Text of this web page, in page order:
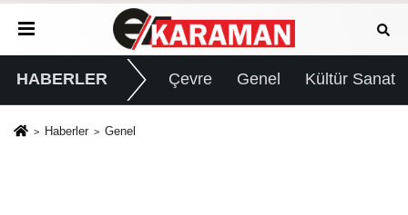
HABERLER Çevre Genel Kültür Sanat
Haberler Genel